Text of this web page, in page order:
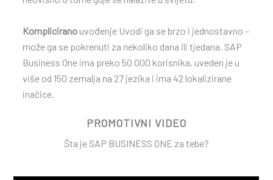
Komplicirano uvođenje Uvodi ga se brzo i jednostavno –
može ga se pokrenuti za nekoliko dana ili tjedana. SAP
Business One ima preko 50 000 korisnika, uveden je u
više od 150 zemalja na 27 jezika i ima 42 lokalizirane
inačice.
PROMOTIVNI VIDEO
Šta je SAP BUSINESS ONE za tebe?